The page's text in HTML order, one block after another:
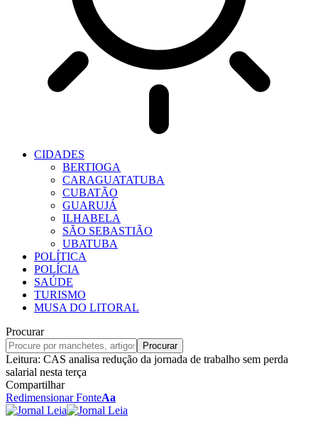
CIDADES
BERTIOGA
CARAGUATATUBA
CUBATÃO
GUARUJÁ
ILHABELA
SÃO SEBASTIÃO
UBATUBA
POLÍTICA
POLÍCIA
SAÚDE
TURISMO
MUSA DO LITORAL
Procurar
Leitura: CAS analisa redução da jornada de trabalho sem perda
salarial nesta terça
Compartilhar
Redimensionar FonteAa